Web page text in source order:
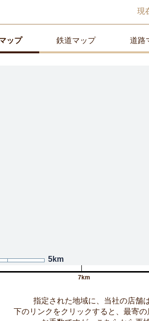
現
ップ 鉄道マップ 道路
5km
7km
指定された地域に、当社の店舗
下のリンクをクリックすると、最寄の